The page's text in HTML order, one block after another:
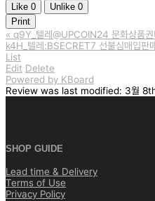
Like 0 Unlike 0
Print
« q9Y_텔레@UPCOIN24 문화상품권
k4H_텔레:BSECRET7 선불심매입판
List
Edit Delete
Powered by KBoard
Review was last modified: 3월
SHOP GUIDE
Lead time & Delivery
Terms of Use
Privacy Policy